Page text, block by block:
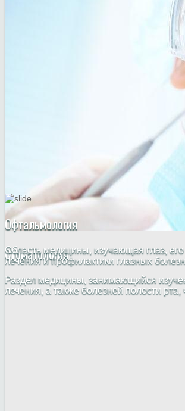
Стоматология
Раздел медицины, занимающийся
лечения, а также болезней полости
Офтальмология
Область медицины, изучающая глаз,
лечения и профилактики глазных